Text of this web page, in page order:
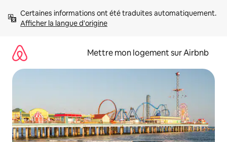
directement
Afficher la langue d'origine
Mettre mon logement sur Airbnb